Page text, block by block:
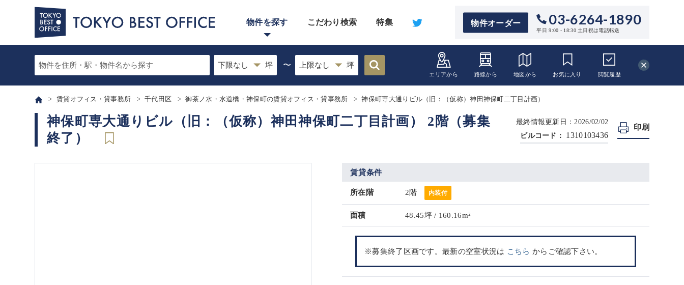
物件オーダー 03-6264-1890
平日 9:00 - 18:30 土日祝は電話転送
物件を探す こだわり検索 特集
エリアから 路線から 地図から お気に入り 閲覧履歴
〜
賃貸オフィス・貸事務所 千代田区 御茶ノ水・水道橋・神保町の賃貸オフィス・貸事務所 神保町専大通りビル（旧：（仮称）神田神保町二丁目計画）
神保町専大通りビル（旧：（仮称）神田神保町二丁目計画） 2階（募集
終了）
最終情報更新日：2026/02/02
ビルコード：
1310103436
印刷
賃貸条件
所在階 2階 内装付
面積 48.45坪 / 160.16m²
※募集終了区画です。最新の空室状況は こちら からご確認下さい。